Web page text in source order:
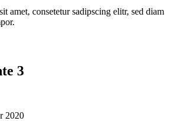
amet, consetetur sadipscing elitr, sed diam
3
2020